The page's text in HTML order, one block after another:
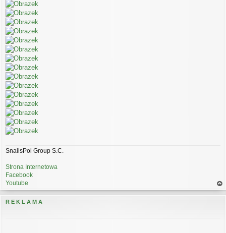
SnailsPol Group S.C.
Strona Internetowa
Facebook
Youtube
a
R E K L A M A